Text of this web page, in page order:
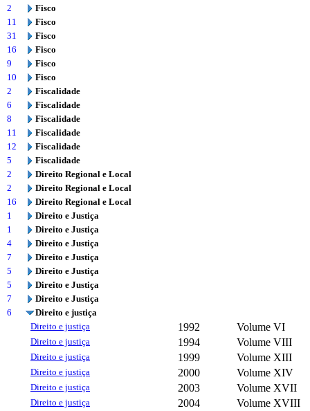
2
Fisco
11
Fisco
31
Fisco
16
Fisco
9
Fisco
10
Fisco
2
Fiscalidade
6
Fiscalidade
8
Fiscalidade
11
Fiscalidade
12
Fiscalidade
5
Fiscalidade
2
Direito Regional e Local
2
Direito Regional e Local
16
Direito Regional e Local
1
Direito e Justiça
1
Direito e Justiça
4
Direito e Justiça
7
Direito e Justiça
5
Direito e Justiça
5
Direito e Justiça
7
Direito e Justiça
6
Direito e justiça
Direito e justiça
1992 Volume VI
Direito e justiça 1994 Volume VIII
Direito e justiça 1999 Volume XIII
Direito e justiça 2000 Volume XIV
Direito e justiça 2003 Volume XVII
Direito e justiça 2004 Volume XVIII